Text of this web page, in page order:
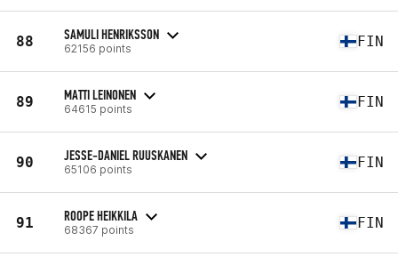
88 SAMULI HENRIKSSON
62156 points FIN
89 MATTI LEINONEN
64615 points FIN
90 JESSE-DANIEL RUUSKANEN
65106 points FIN
91 ROOPE HEIKKILA
68367 points FIN